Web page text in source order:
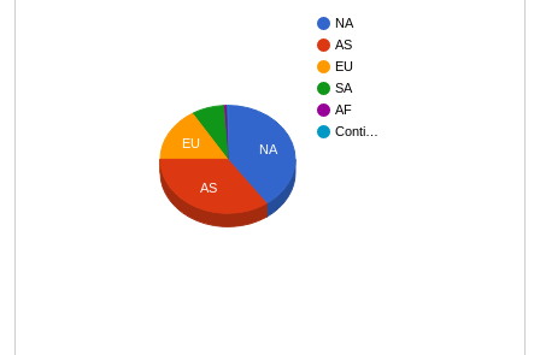
NA
AS
EU
SA
AF
Conti…
NA
EU
AS